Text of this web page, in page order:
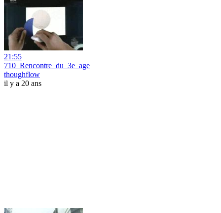
21:55
710_Rencontre_du_3e_age
thoughflow
il y a 20 ans